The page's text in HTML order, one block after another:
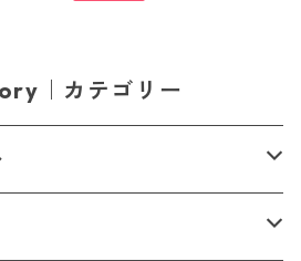
｜カテゴリー
売り